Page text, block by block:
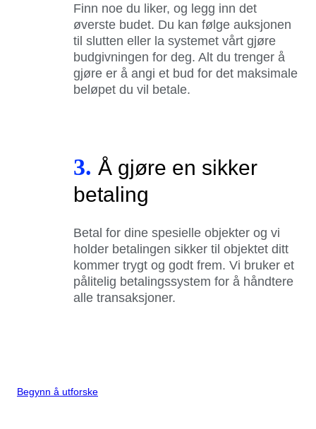
Finn noe du liker, og legg inn det
øverste budet. Du kan følge auksjonen
til slutten eller la systemet vårt gjøre
budgivningen for deg. Alt du trenger å
gjøre er å angi et bud for det maksimale
beløpet du vil betale.
3. Å gjøre en sikker
betaling
Betal for dine spesielle objekter og vi
holder betalingen sikker til objektet ditt
kommer trygt og godt frem. Vi bruker et
pålitelig betalingssystem for å håndtere
alle transaksjoner.
Begynn å utforske